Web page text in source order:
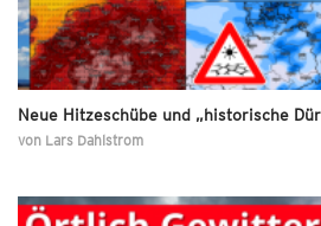
Neue Hitzeschübe und „historische
von Lars Dahlstrom